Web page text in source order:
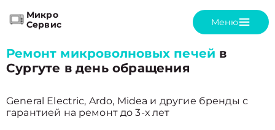
Микро
Сервис
Меню
Ремонт микроволновых печей в
Сургуте в день обращения
General Electric, Ardo, Midea и другие бренды с
гарантией на ремонт до 3-х лет